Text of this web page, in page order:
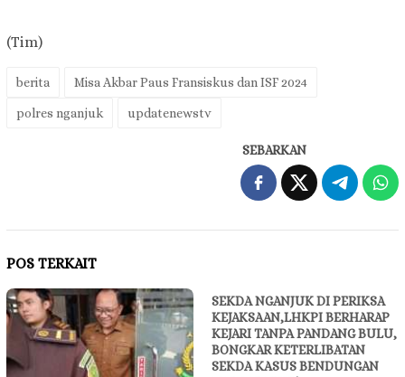
(Tim)
berita Misa Akbar Paus Fransiskus dan ISF 2024
polres nganjuk updatenewstv
SEBARKAN
POS TERKAIT
SEKDA NGANJUK DI PERIKSA
KEJAKSAAN,LHKPI BERHARAP
KEJARI TANPA PANDANG BULU,
BONGKAR KETERLIBATAN
SEKDA KASUS BENDUNGAN